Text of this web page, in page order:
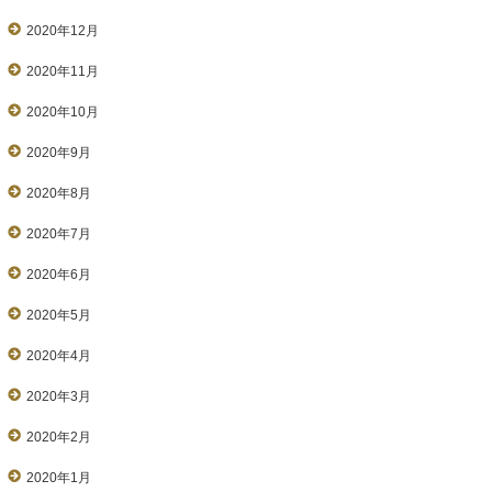
2020年12月
2020年11月
2020年10月
2020年9月
2020年8月
2020年7月
2020年6月
2020年5月
2020年4月
2020年3月
2020年2月
2020年1月